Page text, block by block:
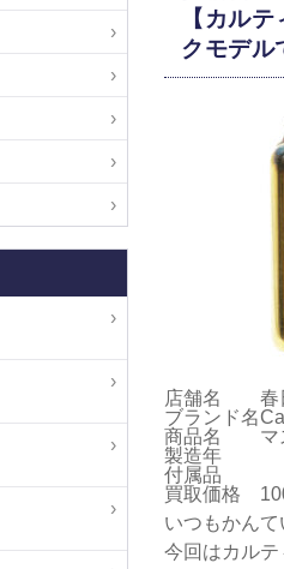
【カル
クモデル
店舗名
春
ブランド名
商品名
マ
製造年
付属品
買取価格
いつもかん
今回はカル